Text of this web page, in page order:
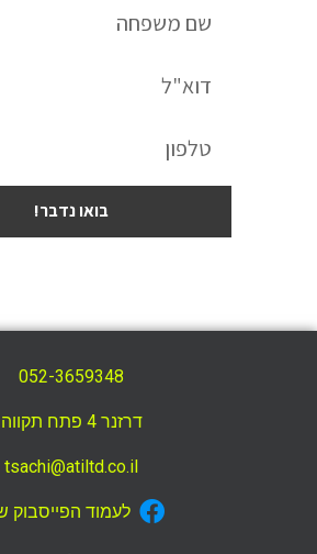
בואו נדבר!
052-3659348
דרזנר 4 פתח תקווה
tsachi@atiltd.co.il
לעמוד הפייסבוק